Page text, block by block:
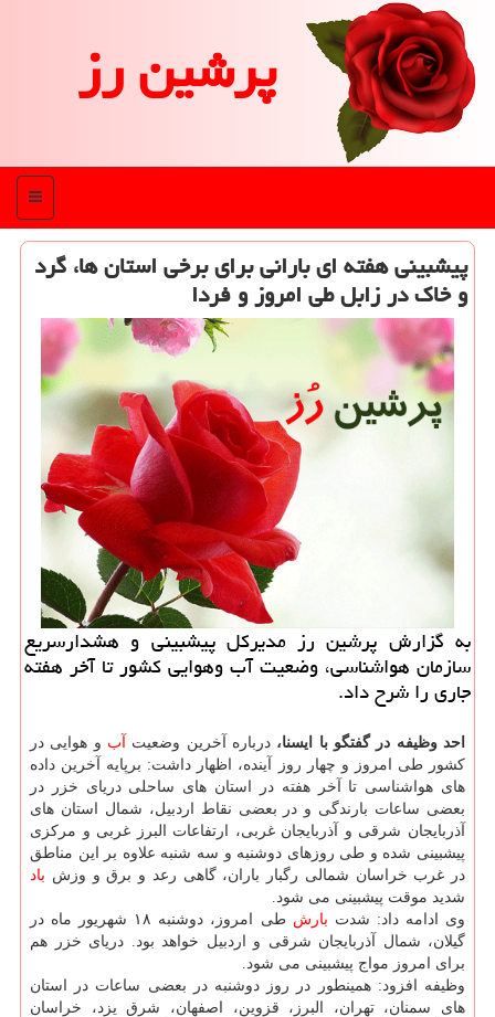
پرشین رز
منو
پیشبینی هفته ای بارانی برای برخی استان ها، گرد
و خاك در زابل طی امروز و فردا
به گزارش پرشین رز مدیركل پیشبینی و هشدارسریع
سازمان هواشناسی، وضعیت آب وهوایی كشور تا آخر هفته
جاری را شرح داد.
احد وظیفه در گفتگو با ایسنا، درباره آخرین وضعیت آب و هوایی در
كشور طی امروز و چهار روز آینده، اظهار داشت: برپایه آخرین داده
های هواشناسی تا آخر هفته در استان های ساحلی دریای خزر در
بعضی ساعات بارندگی و در بعضی نقاط اردبیل، شمال استان های
آذربایجان شرقی و آذربایجان غربی، ارتفاعات البرز غربی و مركزی
پیشبینی شده و طی روزهای دوشنبه و سه شنبه علاوه بر این مناطق
در غرب خراسان شمالی رگبار باران، گاهی رعد و برق و وزش باد
شدید موقت پیشبینی می شود.
وی ادامه داد: شدت بارش
طی امروز، دوشنبه ۱۸ شهریور ماه در
گیلان، شمال آذربایجان شرقی و اردبیل خواهد بود. دریای خزر هم
برای امروز مواج پیشبینی می شود.
وظیفه افزود: همینطور در روز دوشنبه در بعضی ساعات در استان
های سمنان، تهران، البرز، قزوین، اصفهان، شرق یزد، خراسان